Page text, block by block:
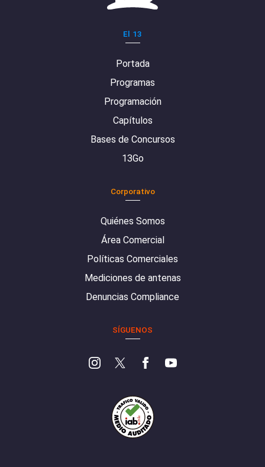
El 13
Portada
Programas
Programación
Capítulos
Bases de Concursos
13Go
Corporativo
Quiénes Somos
Área Comercial
Políticas Comerciales
Mediciones de antenas
Denuncias Compliance
SÍGUENOS